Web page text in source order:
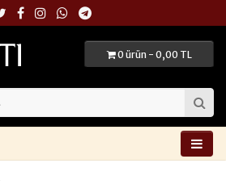
0 ürün - 0,00 TL